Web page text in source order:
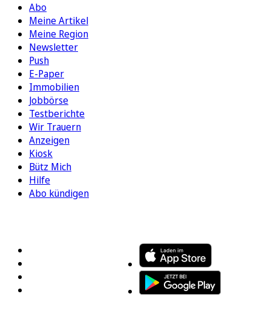
Abo
Meine Artikel
Meine Region
Newsletter
Push
E-Paper
Immobilien
Jobbörse
Testberichte
Wir Trauern
Anzeigen
Kiosk
Bütz Mich
Hilfe
Abo kündigen